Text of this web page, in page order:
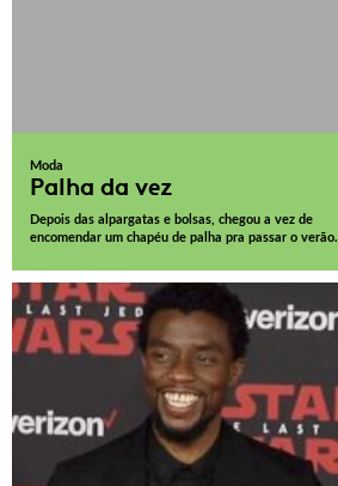
Moda
Palha da vez
Depois das alpargatas e bolsas, chegou a vez de
encomendar um chapéu de palha pra passar o verão.